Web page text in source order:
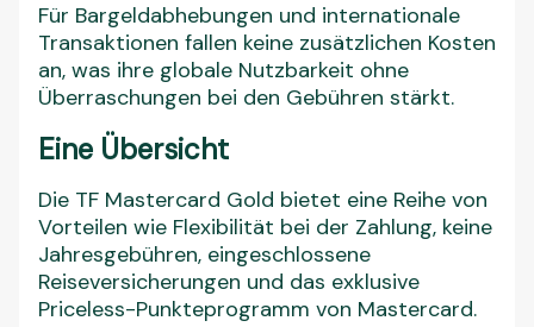
Für Bargeldabhebungen und internationale
Transaktionen fallen keine zusätzlichen Kosten
an, was ihre globale Nutzbarkeit ohne
Überraschungen bei den Gebühren stärkt.
Eine Übersicht
Die TF Mastercard Gold bietet eine Reihe von
Vorteilen wie Flexibilität bei der Zahlung, keine
Jahresgebühren, eingeschlossene
Reiseversicherungen und das exklusive
Priceless-Punkteprogramm von Mastercard.